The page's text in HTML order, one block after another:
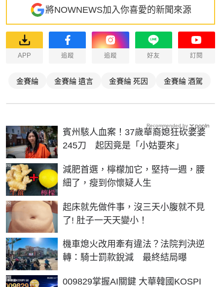
將NOWNEWS加入你喜愛的新聞來源
APP 追蹤 追蹤 好友 訂閱
金賽綸 金賽綸 遺言 金賽綸 死因 金賽綸 酒駕
賓州駭人血案！37歲華裔媳狂砍婆婆
245刀 起因竟是「小姑要來」
減肥首選，檸檬加它，堅持一週，腰
細了，瘦到你懷疑人生
PR
起床就先做件事，沒三天小腹就不見
了! 肚子一天天變小！
PR
機車熄火改用牽有違法？法院判決逆
轉：騎士罰款銳減 最終結局曝
009829掌握AI關鍵 大華韓國KOSPI
PR
Recommended by